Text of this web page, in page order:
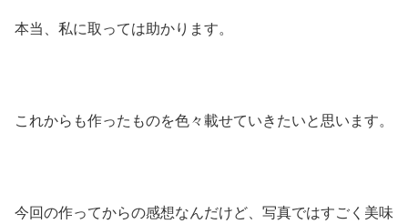
本当、私に取っては助かります。
これからも作ったものを色々載せていきたいと思います。
今回の作ってからの感想なんだけど、写真ではすごく美味